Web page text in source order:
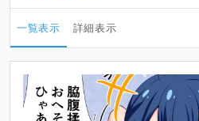
一覧表示 詳細表示